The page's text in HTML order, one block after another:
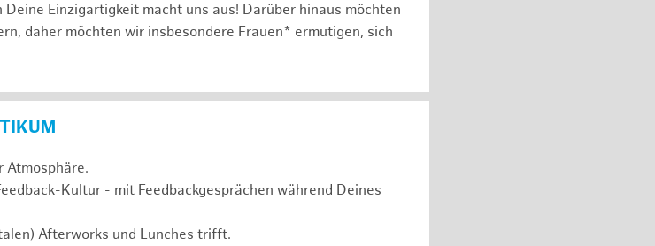
Einzigartigkeit macht uns aus! Darüber hinaus möchten
daher möchten wir insbesondere Frauen* ermutigen, sich
Atmosphäre.
Kultur - mit Feedbackgesprächen während Deines
Afterworks und Lunches trifft.